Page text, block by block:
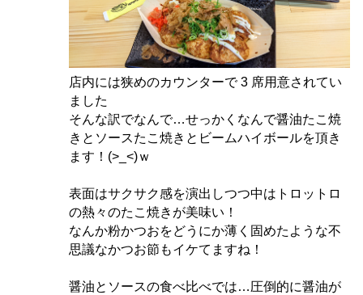
店内には狭めのカウンターで 3 席用意されてい
ました
そんな訳でなんで…せっかくなんで醤油たこ焼
きとソースたこ焼きとビームハイボールを頂き
ます！(>_<)ｗ
表面はサクサク感を演出しつつ中はトロットロ
の熱々のたこ焼きが美味い！
なんか粉かつおをどうにか薄く固めたような不
思議なかつお節もイケてますね！
醤油とソースの食べ比べでは…圧倒的に醤油が